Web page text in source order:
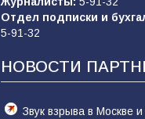
Отдел подписки и
5-91-32
НОВОСТИ
Звук взрыва в Москве